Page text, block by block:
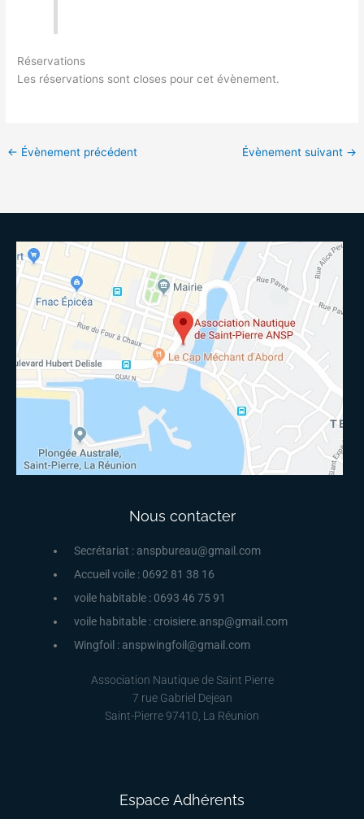
Réservations
Les réservations sont closes pour cet évènement.
← Évènement précédent Évènement suivant →
Nous contacter
Secrétariat : anspbureau@gmail.com
Accueil voile : 0692 81 38 16
voile habitable : 0693 46 75 91
voile habitable : croisiere.ansp@gmail.com
Wingfoil : anspwingfoil@gmail.com
Association Nautique de Saint Pierre
7 rue Gabriel Dejean
Saint-Pierre 97410, La Réunion
Espace Adhérents